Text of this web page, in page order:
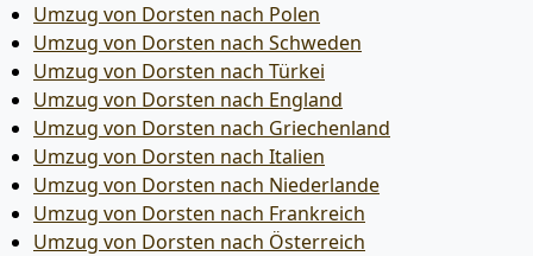
Umzug von Dorsten nach Polen
Umzug von Dorsten nach Schweden
Umzug von Dorsten nach Türkei
Umzug von Dorsten nach England
Umzug von Dorsten nach Griechenland
Umzug von Dorsten nach Italien
Umzug von Dorsten nach Niederlande
Umzug von Dorsten nach Frankreich
Umzug von Dorsten nach Österreich